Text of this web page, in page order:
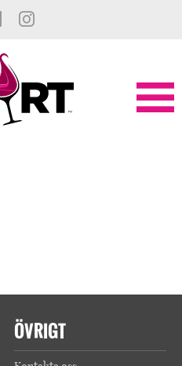
ÖVRIGT